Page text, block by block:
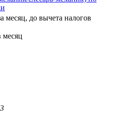
месяц, до вычета налогов
месяц
3